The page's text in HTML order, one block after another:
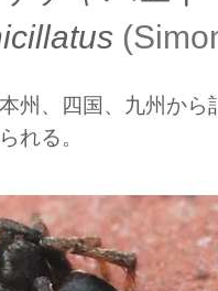
州、四国、九州から
れる。